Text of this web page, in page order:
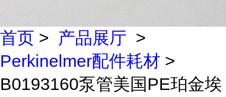
首页 > 产品展厅 >
Perkinelmer配件耗材 >
B0193160泵管美国PE珀金埃